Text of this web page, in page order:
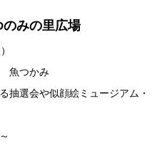
の里広場
つかみ
抽選会や似顔絵ミュージアム・